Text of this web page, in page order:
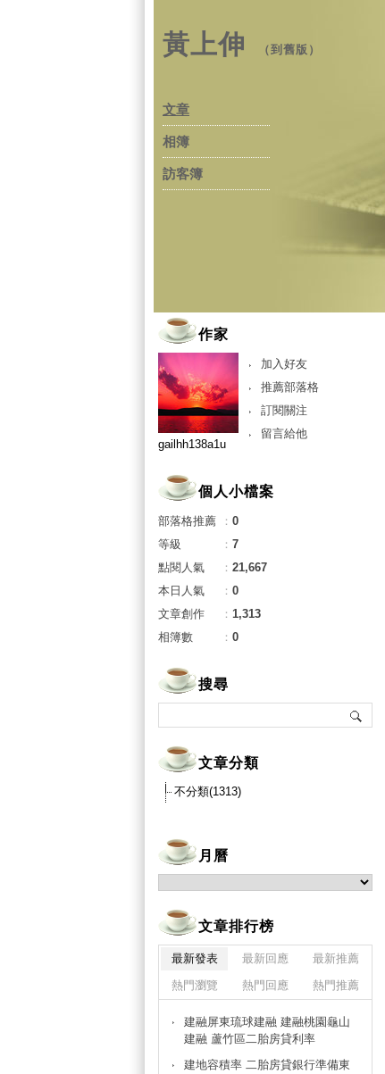
黃上伸 （到舊版 ）
文章
相簿
訪客簿
作家
加入好友
推薦部落格
訂閱關注
留言給他
gailhh138a1u
個人小檔案
部落格推薦 ： 0
等級
： 7
點閱人氣
： 21,667
本日人氣
： 0
文章創作
： 1,313
相簿數
： 0
搜尋
文章分類
不分類(1313)
月曆
文章排行榜
最新發表 最新回應
最新推薦
熱門瀏覽
熱門回應 熱門推薦
建融屏東琉球建融 建融桃園龜山
建融 蘆竹區二胎房貸利率
建地容積率 二胎房貸銀行準備東